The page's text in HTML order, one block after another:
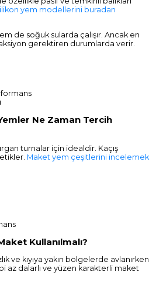
yem modellerini buradan
de soğuk sularda çalışır. Ancak en
gerektiren durumlarda verir.
Ne Zaman Tercih
turnalar için idealdir. Kaçış
Maket yem çeşitlerini incelemek
Kullanılmalı?
ve kıyıya yakın bölgelerde avlanırken
az dalarlı ve yüzen karakterli maket